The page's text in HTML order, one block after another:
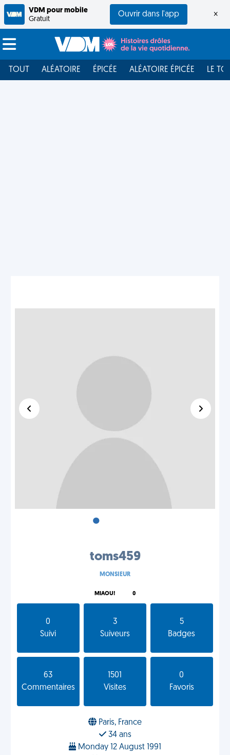
VDM pour mobile
Gratuit
Ouvrir dans l'app ×
TOUT ALÉATOIRE ÉPICÉE ALÉATOIRE ÉPICÉE LE
•
toms459
MONSIEUR
MIAOU! 0
0
Suivi
3
Suiveurs
5
Badges
63
Commentaires
1501
Visites
0
Favoris
Paris, France
34 ans
Monday 12 August 1991